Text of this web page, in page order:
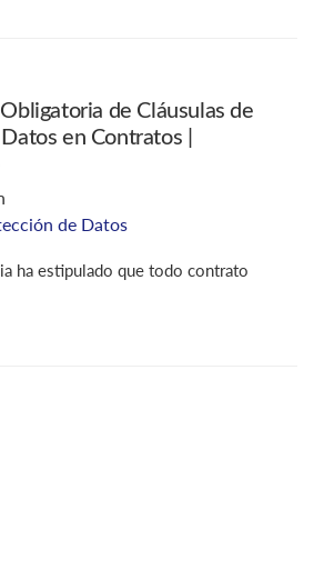
de Cláusulas de
en Contratos |
de Datos
ha estipulado que todo contrato